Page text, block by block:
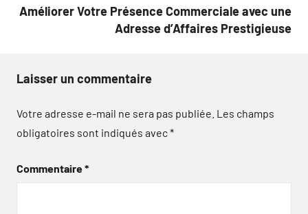
Améliorer Votre Présence Commerciale avec une
Adresse d’Affaires Prestigieuse
Laisser un commentaire
Votre adresse e-mail ne sera pas publiée. Les champs
obligatoires sont indiqués avec*
Commentaire*